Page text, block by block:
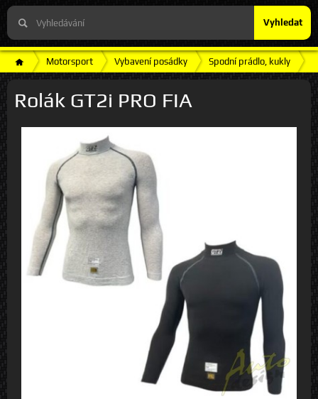
Vyhledat
Motorsport Vybavení posádky Spodní prádlo, kukly
Rolák GT2i PRO FIA